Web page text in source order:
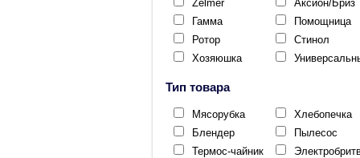
Zelmer
Аксион/Бриз
Гамма
Помощница
Ротор
Стинол
Хозяюшка
Тип товара
Мясорубка
Хлебопечка
Блендер
Пылесос
Термос-чайник